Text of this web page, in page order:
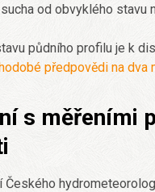
od obvyklého stavu
půdního profilu je k
předpovědi na dva
s měřeními
Českého